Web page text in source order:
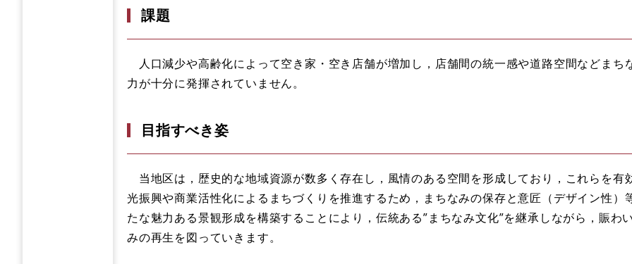
課題
人口減少や高齢化によって空き家・空き店舗が増加し，店舗間の統一感や道路空間などまち
力が十分に発揮されていません。
目指すべき姿
当地区は，歴史的な地域資源が数多く存在し，風情のある空間を形成しており，これらを有
光振興や商業活性化によるまちづくりを推進するため，まちなみの保存と意匠（デザイン性）
たな魅力ある景観形成を構築することにより，伝統ある”まちなみ文化”を継承しながら，賑わ
みの再生を図っていきます。